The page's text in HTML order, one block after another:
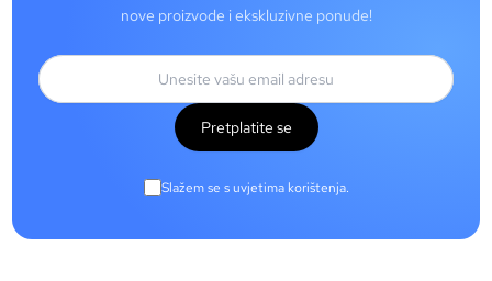
nove proizvode i ekskluzivne ponude!
Pretplatite se
Slažem se s uvjetima korištenja.